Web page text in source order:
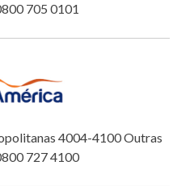
705 0101
4004-4100 Outras
727 4100